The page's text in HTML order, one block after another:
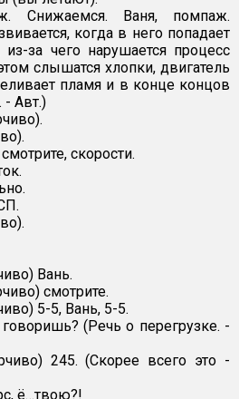
Снижаемся. Ваня, помпаж.
когда в него попадает
из-за чего нарушается процесс
слышатся хлопки, двигатель
пламя и в конце концов
- Авт.)
скорости.
Вань.
смотрите.
5-5, Вань, 5-5.
(Речь о перегрузке. -
245. (Скорее всего это -
ё…твою?!